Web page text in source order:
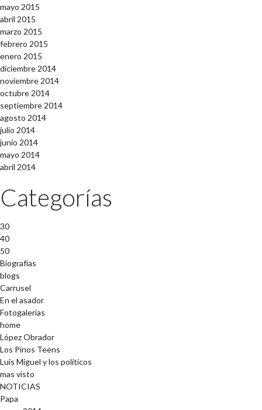
mayo 2015
abril 2015
marzo 2015
febrero 2015
enero 2015
diciembre 2014
noviembre 2014
octubre 2014
septiembre 2014
agosto 2014
julio 2014
junio 2014
mayo 2014
abril 2014
Categorías
30
40
50
Biografías
blogs
Carrusel
En el asador
Fotogalerías
home
López Obrador
Los Pinos Teens
Luis Miguel y los políticos
mas visto
NOTICIAS
Papa